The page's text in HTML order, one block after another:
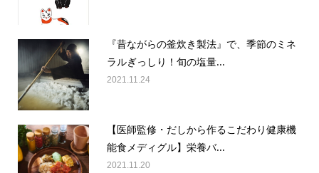
『昔ながらの釜炊き製法』で、季節のミネ
ラルぎっしり！旬の塩量...
2021.11.24
【医師監修・だしから作るこだわり健康機
能食メディグル】栄養バ...
2021.11.20